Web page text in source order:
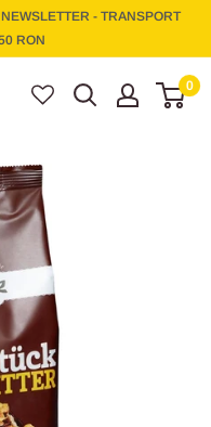
- TRANSPORT
RON
0